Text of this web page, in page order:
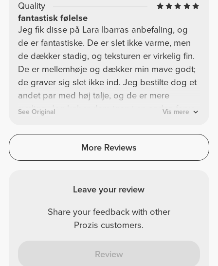
Quality
fantastisk følelse
Jeg fik disse på Lara Ibarras anbefaling, og
de er fantastiske. De er slet ikke varme, men
de dækker stadig, og teksturen er virkelig fin.
De er mellemhøje og dækker min mave godt;
de graver sig slet ikke ind. Jeg bestilte dog et
andet par med høj talje, og de er mere
synlige. Jeg køber dem igen i en anden farve.
See Original Vis mere
More Reviews
Leave your review
Share your feedback with other
Prozis customers.
Review